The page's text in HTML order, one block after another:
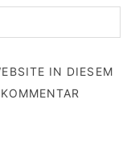
IN DIESEM